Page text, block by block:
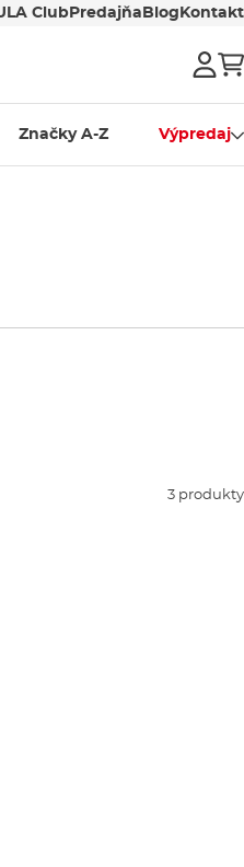
Club Predajňa Blog Kontakt
Značky A-Z Výpredaj
3 produkty